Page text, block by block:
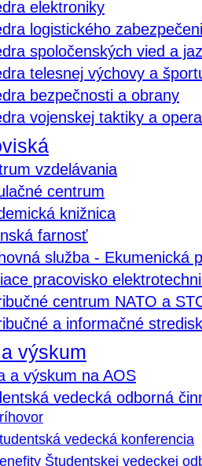
elektroniky
logistického
spoločenských vied a
telesnej výchovy a
bezpečnosti a obrany
vojenskej taktiky a
vzdelávania
centrum
knižnica
farnosť
služba - Ekumenická
pracovisko
centrum NATO a
a informačné
výskum
a výskum na AOS
vedecká odborná
vedecká konferencia
Študentskej vedeckej